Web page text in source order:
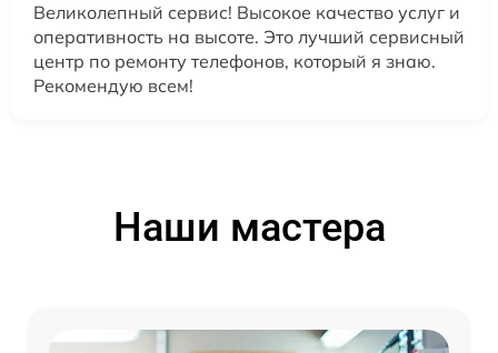
Великолепный сервис! Высокое качество услуг и
оперативность на высоте. Это лучший сервисный
центр по ремонту телефонов, который я знаю.
Рекомендую всем!
Наши мастера